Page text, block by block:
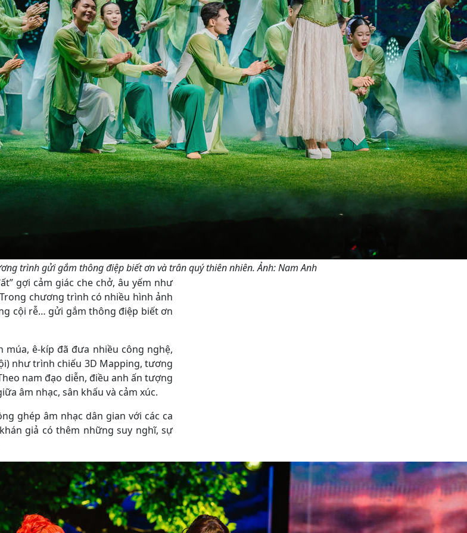
trình gửi gắm thông điệp biết ơn và trân quý thiên nhiên. Ảnh: Nam Anh
gợi cảm giác che chở, âu yếm như
chương trình có nhiều hình ảnh
cội rễ… gửi gắm thông điệp biết ơn
ê-kíp đã đưa nhiều công nghệ,
như trình chiếu 3D Mapping, tương
nam đạo diễn, điều anh ấn tượng
âm nhạc, sân khấu và cảm xúc.
ghép âm nhạc dân gian với các ca
giả có thêm những suy nghĩ, sự